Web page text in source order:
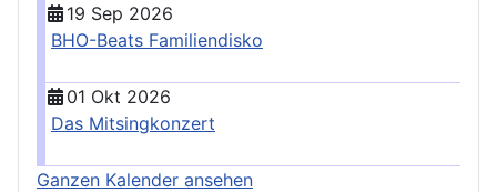
19 Sep 2026
BHO-Beats Familiendisko
01 Okt 2026
Das Mitsingkonzert
Ganzen Kalender ansehen